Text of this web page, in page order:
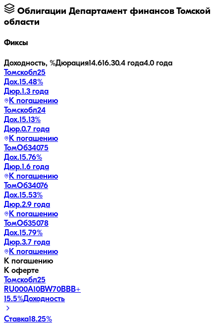
Облигации Департамент финансов Томской
области
Фиксы
Доходность, %Дюрация14.616.30.4 года4.0 года
Томскобл25
Дох.15.48%
Дюр.1.3 года
К погашению
Томскобл24
Дох.15.13%
Дюр.0.7 года
К погашению
ТомОб34075
Дох.15.76%
Дюр.1.6 года
К погашению
ТомОб34076
Дох.15.53%
Дюр.2.9 года
К погашению
ТомОб35078
Дох.15.79%
Дюр.3.7 года
К погашению
К погашению
К оферте
Томскобл25
RU000A10BW70BBB+
15.5%Доходность
Ставка18.25%